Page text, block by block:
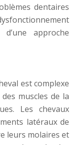
dentaires
approche
est complexe
muscles de la
Les chevaux
latéraux de
leurs molaires et